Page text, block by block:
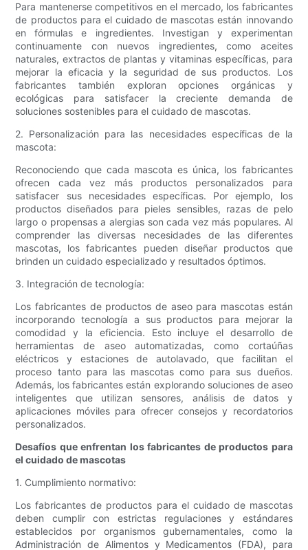
Para mantenerse competitivos en el mercado, los fabricantes
de productos para el cuidado de mascotas están innovando
en fórmulas e ingredientes. Investigan y experimentan
continuamente con nuevos ingredientes, como aceites
naturales, extractos de plantas y vitaminas específicas, para
mejorar la eficacia y la seguridad de sus productos. Los
fabricantes también exploran opciones orgánicas y
ecológicas para satisfacer la creciente demanda de
soluciones sostenibles para el cuidado de mascotas.
2. Personalización para las necesidades específicas de la
mascota:
Reconociendo que cada mascota es única, los fabricantes
ofrecen cada vez más productos personalizados para
satisfacer sus necesidades específicas. Por ejemplo, los
productos diseñados para pieles sensibles, razas de pelo
largo o propensas a alergias son cada vez más populares. Al
comprender las diversas necesidades de las diferentes
mascotas, los fabricantes pueden diseñar productos que
brinden un cuidado especializado y resultados óptimos.
3. Integración de tecnología:
Los fabricantes de productos de aseo para mascotas están
incorporando tecnología a sus productos para mejorar la
comodidad y la eficiencia. Esto incluye el desarrollo de
herramientas de aseo automatizadas, como cortaúñas
eléctricos y estaciones de autolavado, que facilitan el
proceso tanto para las mascotas como para sus dueños.
Además, los fabricantes están explorando soluciones de aseo
inteligentes que utilizan sensores, análisis de datos y
aplicaciones móviles para ofrecer consejos y recordatorios
personalizados.
Desafíos que enfrentan los fabricantes de productos para
el cuidado de mascotas
1. Cumplimiento normativo:
Los fabricantes de productos para el cuidado de mascotas
deben cumplir con estrictas regulaciones y estándares
establecidos por organismos gubernamentales, como la
Administración de Alimentos y Medicamentos (FDA), para